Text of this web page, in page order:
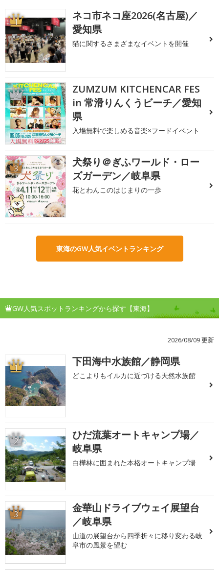
1
ネコ市ネコ座2026(名古屋)／
愛知県
猫に関するさまざまなイベントを開催
2
ZUMZUM KITCHENCAR FES
in 常滑りんくうビーチ／愛知
県
入場無料で楽しめる音楽×フードイベント
3
犬祭り＠ぎふワールド・ロー
ズガーデン／岐阜県
花とわんこのはじまりの一歩
東海のGW人気イベントランキング
GW人気スポットランキングから探す【東海】
2026/08/09 更新
1 下田海中水族館／静岡県
どこよりもイルカに近づける天然水族館
2
ひだ流葉オートキャンプ場／
岐阜県
白樺林に囲まれた本格オートキャンプ場
3
金華山ドライブウェイ展望台
／岐阜県
山道の展望台から四季折々に移り変わる岐
阜市の風景を望む